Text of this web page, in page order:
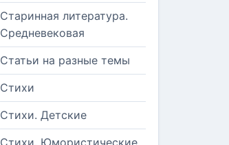
Старинная литература.
Средневековая
Статьи на разные темы
Стихи
Стихи. Детские